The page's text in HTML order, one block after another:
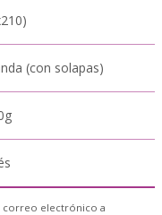
(con solapas)
correo electrónico a